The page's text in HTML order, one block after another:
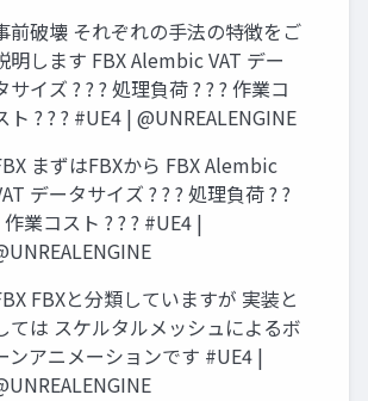
前破壊 それぞれの手法の特徴をご
明します FBX Alembic VAT デー
サイズ ? ? ? 処理負荷 ? ? ? 作業コ
ト ? ? ? #UE4 | @UNREALENGINE
まずはFBXから FBX Alembic
データサイズ ? ? ? 処理負荷 ? ?
作業コスト ? ? ? #UE4 |
FBXと分類していますが 実装と
ては スケルタルメッシュによるボ
ンアニメーションです #UE4 |